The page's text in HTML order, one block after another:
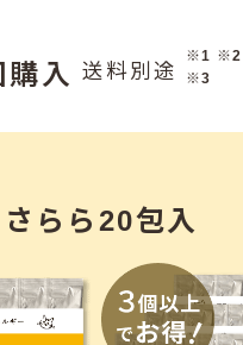
購入 送料別途
※1 ※2
※3
さらら20包入